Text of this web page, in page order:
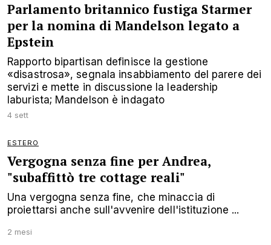
Parlamento britannico fustiga Starmer
per la nomina di Mandelson legato a
Epstein
Rapporto bipartisan definisce la gestione
«disastrosa», segnala insabbiamento del parere dei
servizi e mette in discussione la leadership
laburista; Mandelson è indagato
4 sett
ESTERO
Vergogna senza fine per Andrea,
"subaffittò tre cottage reali"
Una vergogna senza fine, che minaccia di
proiettarsi anche sull'avvenire dell'istituzione ...
2 mesi